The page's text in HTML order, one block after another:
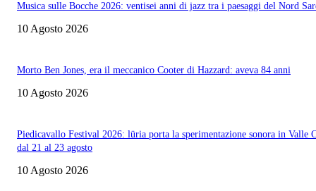
Musica sulle Bocche 2026: ventisei anni di jazz tra i paesaggi del Nord
10 Agosto 2026
Morto Ben Jones, era il meccanico Cooter di Hazzard: aveva 84 anni
10 Agosto 2026
Piedicavallo Festival 2026: lüria porta la sperimentazione sonora in Valle
dal 21 al 23 agosto
10 Agosto 2026